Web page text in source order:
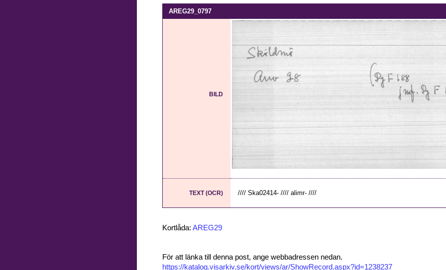
AREG29_0797
BILD
TEXT (OCR) //// Ska02414- //// alimr- ////
Kortlåda: AREG29
För att länka till denna post, ange webbadressen nedan.
https://katalog.visarkiv.se/kort/views/ar/ShowRecord.aspx?id=1238237